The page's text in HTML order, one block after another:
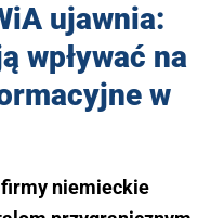
ujawnia:
wpływać na
w
firmy niemieckie